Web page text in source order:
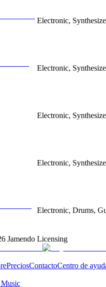
Electronic,
Electronic,
Electronic,
Electronic,
Electronic, Drums,
Jamendo Licensing
PreciosContactoCentro de
Music